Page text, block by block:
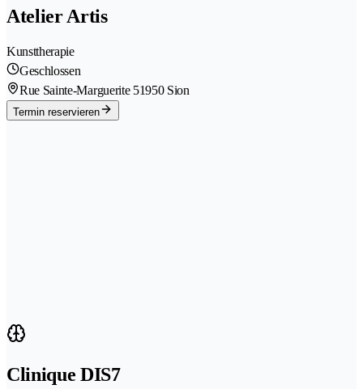
Atelier Artis
Kunsttherapie
Geschlossen
Rue Sainte-Marguerite 51950 Sion
Termin reservieren
Clinique DIS7